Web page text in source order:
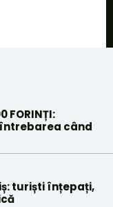
FORINȚI:
când
turiști înțepați,